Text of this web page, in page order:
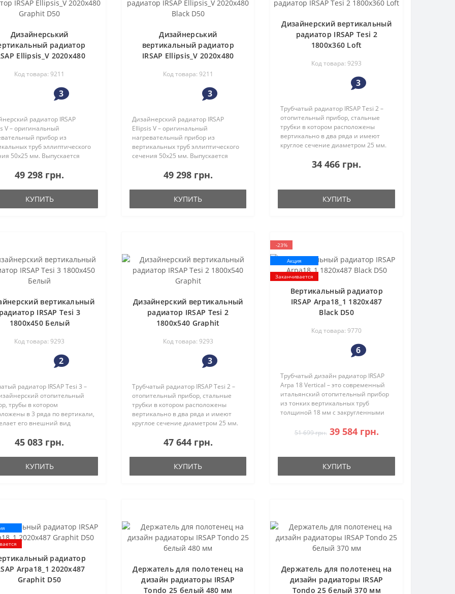
Дизайнерський
радиатор
Ellipsis_V 2020x480
Код товара: 9211
3
радиатор IRSAP
V – оригинальный
прибор из
труб эллиптического
50х25 мм. Выпускается
Vertical – от высоких и узких
дизайнов радиаторов ..
49 298 грн.
КУПИТЬ
Дизайнерський
вертикальный радиатор
IRSAP Ellipsis_V 2020x480
Код товара: 9211
3
Дизайнерский радиатор IRSAP
Ellipsis V – оригинальный
нагревательный прибор из
вертикальных труб эллиптического
сечения 50х25 мм. Выпускается
Ellipsis Vertical – от высоких и узких
до широких дизайнов радиаторов ..
49 298 грн.
КУПИТЬ
Дизайнерский вертикальный
радиатор IRSAP Tesi 2
1800x360 Loft
Код товара: 9293
3
Трубчатый радиатор IRSAP Tesi 2 –
отопительный прибор, стальные
трубки в котором расположены
вертикально в два ряда и имеют
круглое сечение диаметром 25 мм.
является частью коллекции
радиаторов TESI.Модельный ряд Te..
34 466 грн.
КУПИТЬ
вертикальный
радиатор IRSAP Tesi 3
1800х450 Белый
Код товара: 9293
2
радиатор IRSAP Tesi 3 –
отопительный
трубы в котором
в 3 ряда по вертикали,
его внешний вид
отвечает современным
комфорта, эстетики,
45 083 грн.
КУПИТЬ
Дизайнерский вертикальный
радиатор IRSAP Tesi 2
1800x540 Graphit
Код товара: 9293
3
Трубчатый радиатор IRSAP Tesi 2 –
отопительный прибор, стальные
трубки в котором расположены
вертикально в два ряда и имеют
круглое сечение диаметром 25 мм.
является частью коллекции
радиаторов TESI.Модельный ряд Te..
47 644 грн.
КУПИТЬ
-23%
Акция
Заканчивается
Вертикальный радиатор
IRSAP Arpa18_1 1820x487
Black D50
Код товара: 9770
6
Трубчатый дизайн радиатор IRSAP
Arpa 18 Vertical – это современный
итальянский отопительный прибор
из тонких вертикальных труб
толщиной 18 мм с закругленными
разработанный лучшими
европейскими дизайнерами,
51 699 грн. 39 584 грн.
КУПИТЬ
радиатор
Arpa18_1 2020x487
Graphit D50
Держатель для полотенец на
дизайн радиаторы IRSAP
Tondo 25 белый 480 мм
Держатель для полотенец на
дизайн радиаторы IRSAP
Tondo 25 белый 370 мм